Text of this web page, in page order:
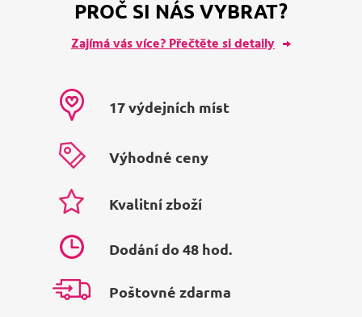
PROČ SI NÁS VYBRAT?
Zajímá vás více? Přečtěte si detaily
17 výdejních míst
Výhodné ceny
Kvalitní zboží
Dodání do 48 hod.
Poštovné zdarma